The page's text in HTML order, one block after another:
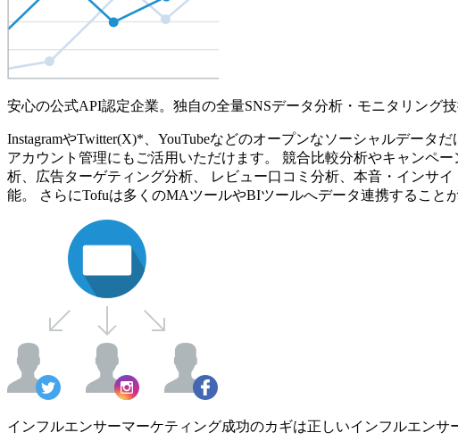
安心の公式API認定企業。独自の全量SNSデータ分析・モニタリング
InstagramやTwitter(X)*、YouTubeなどのオープンなソーシャルデー
アカウント管理にもご活用いただけます。 競合比較分析やキャンペ
析、広告ターゲティング分析、 レビュー口コミ分析、本音・インサ
能。 さらにTofuは多くのMAツールやBIツールへデータ連携すること
インフルエンサーマーケティング成功のカギは正しいインフルエンサ